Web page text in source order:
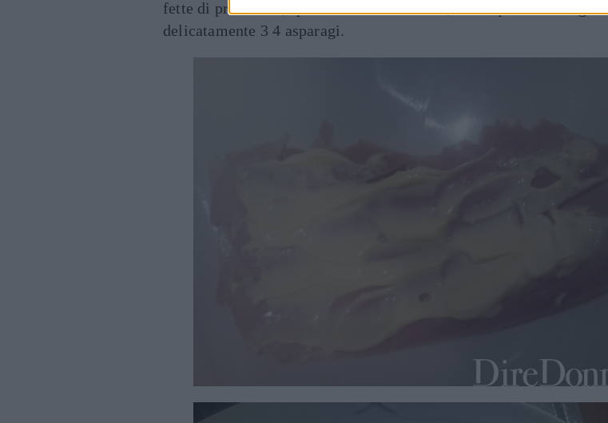
fette di prosciutto, spalmatele di maionese, e con questeavvolgete
delicatamente 3 4 asparagi.